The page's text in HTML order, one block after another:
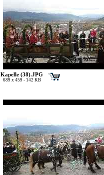
Kapelle (38).JPG
689 x 459 - 142 KB